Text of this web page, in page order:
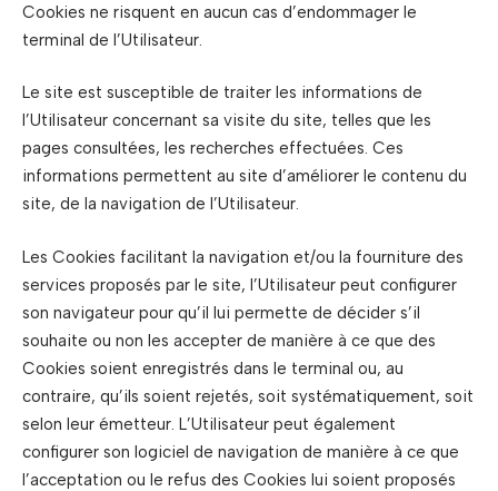
Cookies ne risquent en aucun cas d’endommager le
terminal de l’Utilisateur.
Le site est susceptible de traiter les informations de
l’Utilisateur concernant sa visite du site, telles que les
pages consultées, les recherches effectuées. Ces
informations permettent au site d’améliorer le contenu du
site, de la navigation de l’Utilisateur.
Les Cookies facilitant la navigation et/ou la fourniture des
services proposés par le site, l’Utilisateur peut configurer
son navigateur pour qu’il lui permette de décider s’il
souhaite ou non les accepter de manière à ce que des
Cookies soient enregistrés dans le terminal ou, au
contraire, qu’ils soient rejetés, soit systématiquement, soit
selon leur émetteur. L’Utilisateur peut également
configurer son logiciel de navigation de manière à ce que
l’acceptation ou le refus des Cookies lui soient proposés